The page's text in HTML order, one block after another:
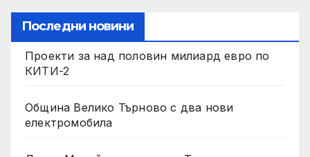
Последни новини
Проекти за над половин милиард евро по
КИТИ-2
Община Велико Търново с два нови
електромобила